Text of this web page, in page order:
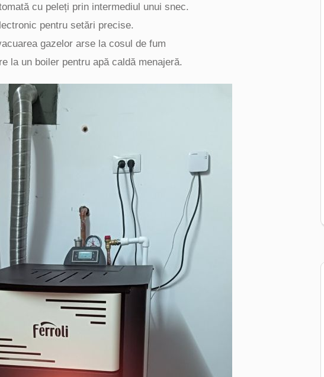
cu peleți prin intermediul unui snec.
pentru setări precise.
gazelor arse la cosul de fum
la un boiler pentru apă caldă menajeră.